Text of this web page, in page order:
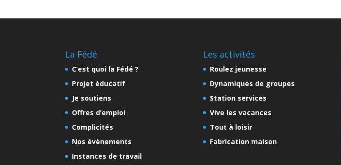
La Fédé
C’est quoi la Fédé ?
Projet éducatif
Je soutiens
Offres d’emploi
Complicités
Nos évènements
Instances de travail
Les activités
Roulez jeunesse
Dynamiques de groupes
Station services
Vive les vacances
Tout à loisir
Fabrication maison